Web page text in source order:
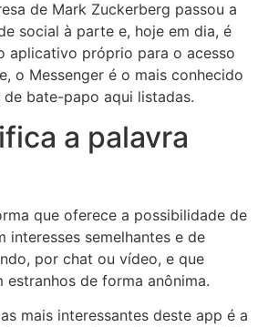
de Mark Zuckerberg passou a
social à parte e, hoje em dia, é
aplicativo próprio para o acesso
o Messenger é o mais conhecido
bate-papo aqui listadas.
a palavra
que oferece a possibilidade de
interesses semelhantes e de
por chat ou vídeo, e que
estranhos de forma anônima.
mais interessantes deste app é a